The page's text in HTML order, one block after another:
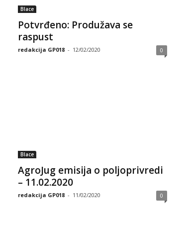
Blace
Potvrđeno: Produžava se
raspust
redakcija GP018 - 12/02/2020 0
Blace
AgroJug emisija o poljoprivredi
– 11.02.2020
redakcija GP018 - 11/02/2020 0